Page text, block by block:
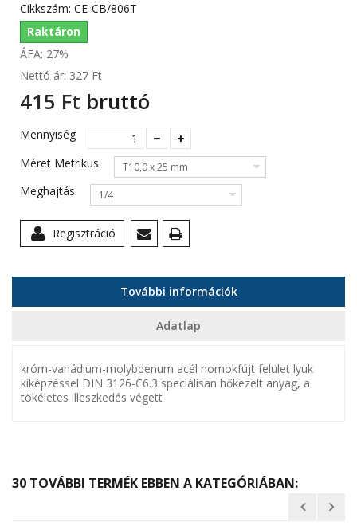
Cikkszám: CE-CB/806T
Raktáron
ÁFA: 27%
Nettó ár: 327 Ft‎
415 Ft‎ bruttó
Mennyiség
Méret Metrikus
T10,0 x 25 mm
Meghajtás 1/4
Regisztráció
További információk
Adatlap
króm-vanádium-molybdenum acél homokfújt felület lyuk
kiképzéssel DIN 3126-C6.3 speciálisan hőkezelt anyag, a
tökéletes illeszkedés végett
30 TOVÁBBI TERMÉK EBBEN A KATEGÓRIÁBAN: